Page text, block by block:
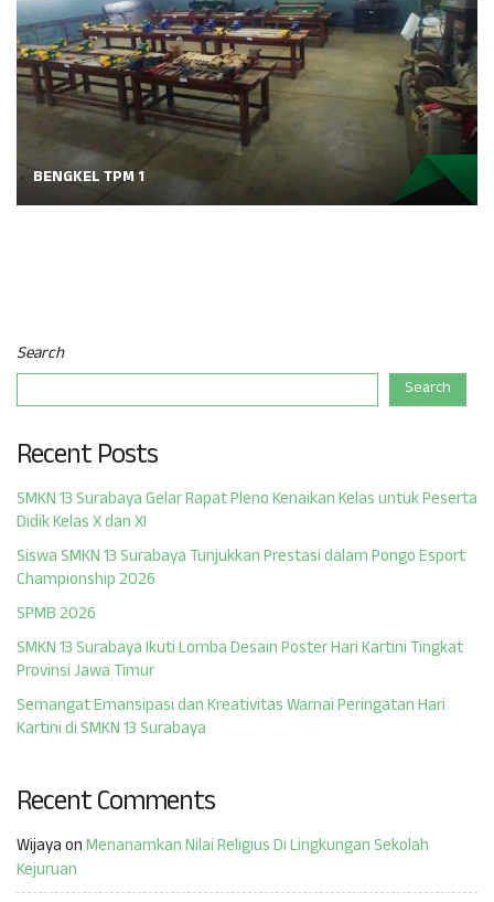
BENGKEL TPM 1
Search
Search
Recent Posts
SMKN 13 Surabaya Gelar Rapat Pleno Kenaikan Kelas untuk Peserta
Didik Kelas X dan XI
Siswa SMKN 13 Surabaya Tunjukkan Prestasi dalam Pongo Esport
Championship 2026
SPMB 2026
SMKN 13 Surabaya Ikuti Lomba Desain Poster Hari Kartini Tingkat
Provinsi Jawa Timur
Semangat Emansipasi dan Kreativitas Warnai Peringatan Hari
Kartini di SMKN 13 Surabaya
Recent Comments
WijayaonMenanamkan Nilai Religius Di Lingkungan Sekolah
Kejuruan